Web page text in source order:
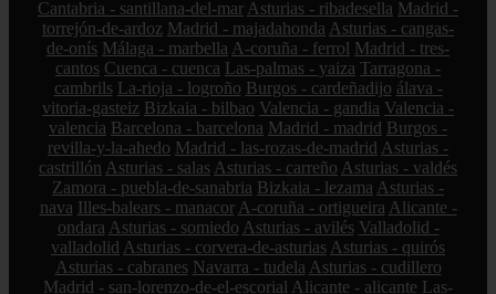
Cantabria - santillana-del-mar Asturias - ribadesella Madrid -
torrejón-de-ardoz Madrid - majadahonda Asturias - cangas-
de-onís Málaga - marbella A-coruña - ferrol Madrid - tres-
cantos Cuenca - cuenca Las-palmas - yaiza Tarragona -
cambrils La-rioja - logroño Burgos - cardeñadijo álava -
vitoria-gasteiz Bizkaia - bilbao Valencia - gandia Valencia -
valencia Barcelona - barcelona Madrid - madrid Burgos -
revilla-y-la-ahedo Madrid - las-rozas-de-madrid Asturias -
castrillón Asturias - salas Asturias - carreño Asturias - valdés
Zamora - puebla-de-sanabria Bizkaia - lezama Asturias -
nava Illes-balears - manacor A-coruña - ortigueira Alicante -
ondara Asturias - somiedo Asturias - avilés Valladolid -
valladolid Asturias - corvera-de-asturias Asturias - quirós
Asturias - cabranes Navarra - tudela Asturias - cudillero
Madrid - san-lorenzo-de-el-escorial Alicante - alicante Las-